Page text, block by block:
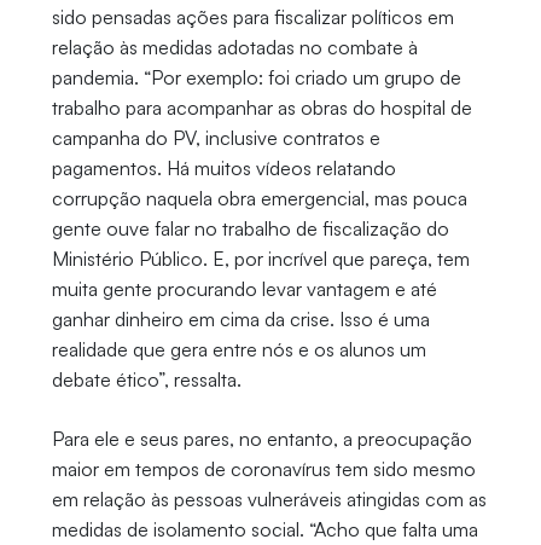
sido pensadas ações para fiscalizar políticos em
relação às medidas adotadas no combate à
pandemia. “Por exemplo: foi criado um grupo de
trabalho para acompanhar as obras do hospital de
campanha do PV, inclusive contratos e
pagamentos. Há muitos vídeos relatando
corrupção naquela obra emergencial, mas pouca
gente ouve falar no trabalho de fiscalização do
Ministério Público. E, por incrível que pareça, tem
muita gente procurando levar vantagem e até
ganhar dinheiro em cima da crise. Isso é uma
realidade que gera entre nós e os alunos um
debate ético”, ressalta.
Para ele e seus pares, no entanto, a preocupação
maior em tempos de coronavírus tem sido mesmo
em relação às pessoas vulneráveis atingidas com as
medidas de isolamento social. “Acho que falta uma